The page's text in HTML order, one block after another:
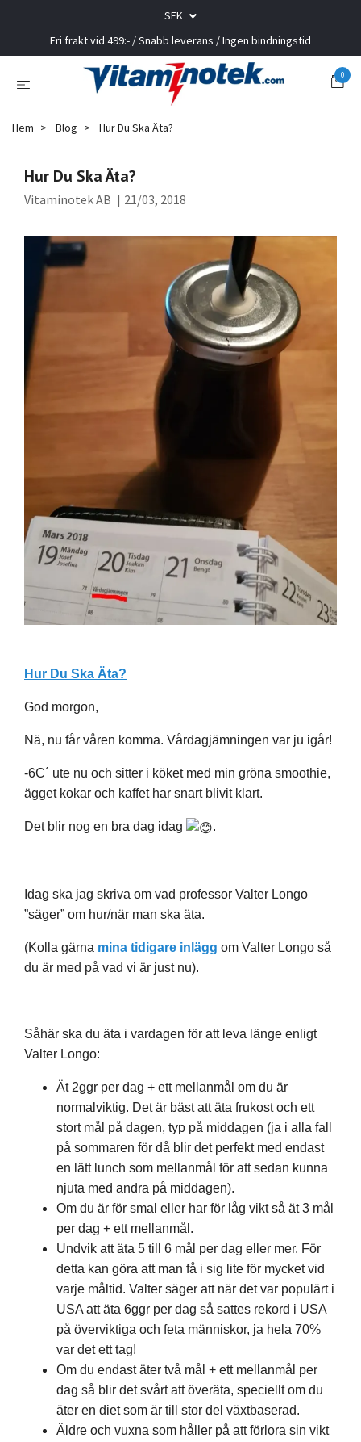
SEK
Fri frakt vid 499:- / Snabb leverans / Ingen bindningstid
0
Hem Blog Hur Du Ska Äta?
Hur Du Ska Äta?
Vitaminotek AB | 21/03, 2018
Hur Du Ska Äta?
God morgon,
Nä, nu får våren komma. Vårdagjämningen var ju igår!
-6C´ ute nu och sitter i köket med min gröna smoothie,
ägget kokar och kaffet har snart blivit klart.
Det blir nog en bra dag idag .
Idag ska jag skriva om vad professor Valter Longo
”säger” om hur/när man ska äta.
(Kolla gärna mina tidigare inlägg om Valter Longo så
du är med på vad vi är just nu).
Såhär ska du äta i vardagen för att leva länge enligt
Valter Longo:
Ät 2ggr per dag + ett mellanmål om du är
normalviktig. Det är bäst att äta frukost och ett
stort mål på dagen, typ på middagen (ja i alla fall
på sommaren för då blir det perfekt med endast
en lätt lunch som mellanmål för att sedan kunna
njuta med andra på middagen).
Om du är för smal eller har för låg vikt så ät 3 mål
per dag + ett mellanmål.
Undvik att äta 5 till 6 mål per dag eller mer. För
detta kan göra att man få i sig lite för mycket vid
varje måltid. Valter säger att när det var populärt i
USA att äta 6ggr per dag så sattes rekord i USA
på överviktiga och feta människor, ja hela 70%
var det ett tag!
Om du endast äter två mål + ett mellanmål per
dag så blir det svårt att överäta, speciellt om du
äter en diet som är till stor del växtbaserad.
Äldre och vuxna som håller på att förlora sin vikt